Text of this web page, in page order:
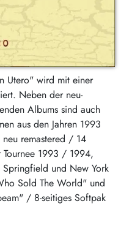
Utero" wird mit einer
Neben der neu-
Albums sind auch
aus den Jahren 1993
remastered / 14
Tournee 1993 / 1994,
und New York
Sold The World" und
/ 8-seitiges Softpak